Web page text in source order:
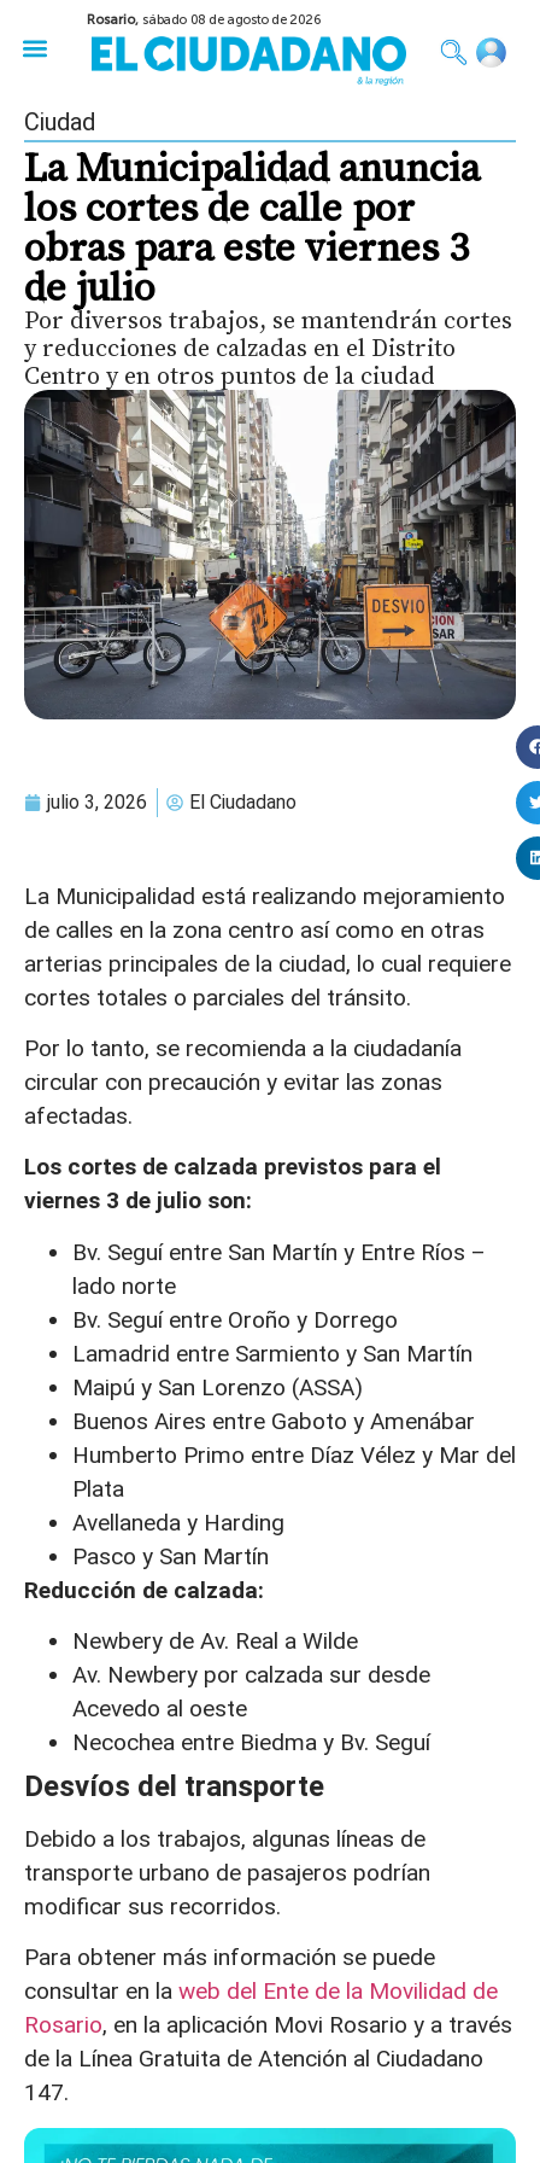
Rosario, sábado 08 de agosto de 2026
Ciudad
La Municipalidad anuncia
los cortes de calle por
obras para este viernes 3
de julio
Por diversos trabajos, se mantendrán cortes
y reducciones de calzadas en el Distrito
Centro y en otros puntos de la ciudad
julio 3, 2026 El Ciudadano
La Municipalidad está realizando mejoramiento
de calles en la zona centro así como en otras
arterias principales de la ciudad, lo cual requiere
cortes totales o parciales del tránsito.
Por lo tanto, se recomienda a la ciudadanía
circular con precaución y evitar las zonas
afectadas.
Los cortes de calzada previstos para el
viernes 3 de julio son:
Bv. Seguí entre San Martín y Entre Ríos –
lado norte
Bv. Seguí entre Oroño y Dorrego
Lamadrid entre Sarmiento y San Martín
Maipú y San Lorenzo (ASSA)
Buenos Aires entre Gaboto y Amenábar
Humberto Primo entre Díaz Vélez y Mar del
Plata
Avellaneda y Harding
Pasco y San Martín
Reducción de calzada:
Newbery de Av. Real a Wilde
Av. Newbery por calzada sur desde
Acevedo al oeste
Necochea entre Biedma y Bv. Seguí
Desvíos del transporte
Debido a los trabajos, algunas líneas de
transporte urbano de pasajeros podrían
modificar sus recorridos.
Para obtener más información se puede
consultar en la web del Ente de la Movilidad de
Rosario, en la aplicación Movi Rosario y a través
de la Línea Gratuita de Atención al Ciudadano
147.